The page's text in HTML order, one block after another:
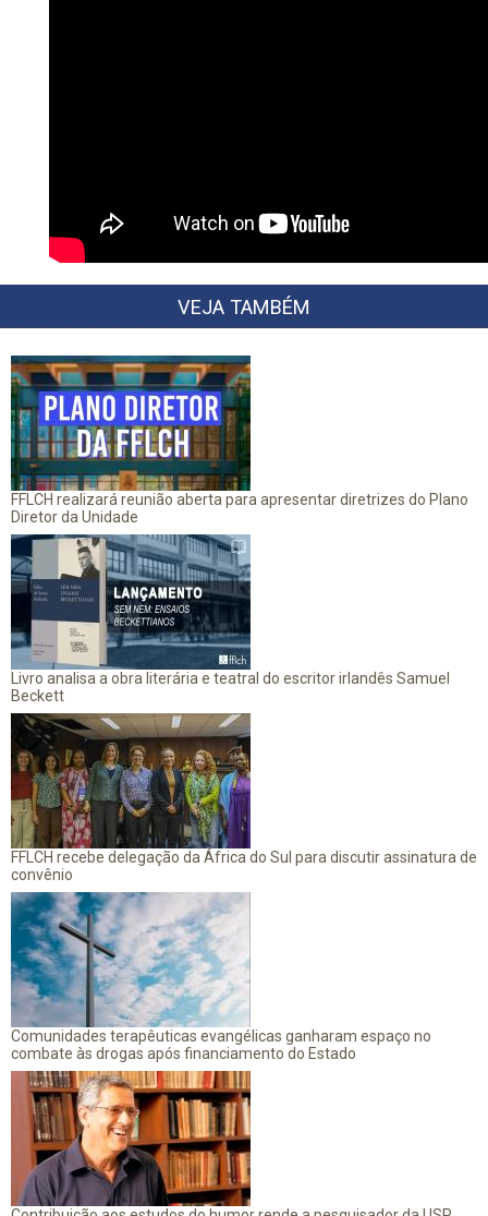
VEJA TAMBÉM
FFLCH realizará reunião aberta para apresentar diretrizes do Plano
Diretor da Unidade
Livro analisa a obra literária e teatral do escritor irlandês Samuel
Beckett
FFLCH recebe delegação da África do Sul para discutir assinatura de
convênio
Comunidades terapêuticas evangélicas ganharam espaço no
combate às drogas após financiamento do Estado